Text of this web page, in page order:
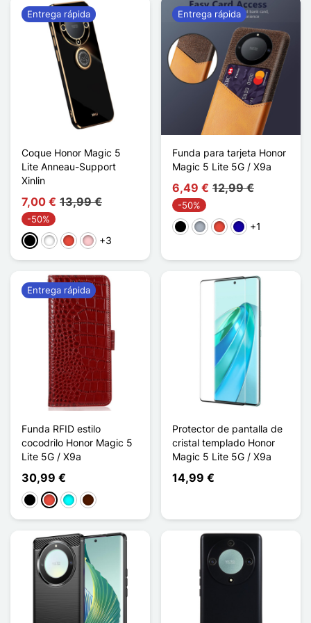
Coque Honor Magic 5
Lite Anneau-Support
Xinlin
7,00 € 13,99 €
-50%
NegroBlancoRojoRosa+3
Entrega rápida
Funda para tarjeta Honor
Magic 5 Lite 5G / X9a
6,49 € 12,99 €
-50%
NegroGris RojoAzul oscuro
+1
Entrega rápida
Funda RFID estilo
cocodrilo Honor Magic 5
Lite 5G / X9a
30,99 €
NegroRojoCianMarrón oscuro
Entrega rápida
Protector de pantalla de
cristal templado Honor
Magic 5 Lite 5G / X9a
14,99 €